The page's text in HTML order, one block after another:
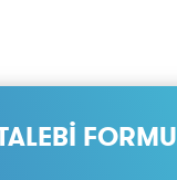
FORMU